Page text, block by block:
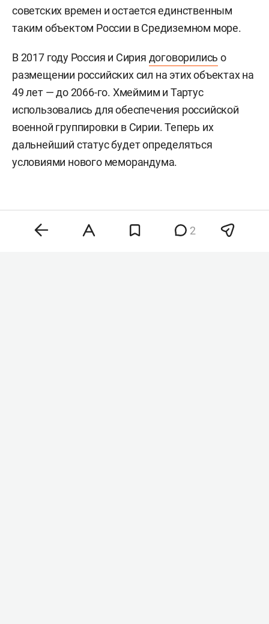
советских времен и остается единственным
таким объектом России в Средиземном море.
В 2017 году Россия и Сирия договорились о
размещении российских сил на этих объектах на
49 лет — до 2066-го. Хмеймим и Тартус
использовались для обеспечения российской
военной группировки в Сирии. Теперь их
дальнейший статус будет определяться
условиями нового меморандума.
Комментарии
2